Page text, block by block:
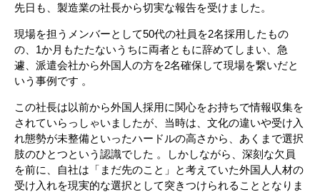
先日も、製造業の社長から切実な報告を受けました。
現場を担うメンバーとして50代の社員を2名採用したもの
の、1か月もたたないうちに両者ともに辞めてしまい、急
遽、派遣会社から外国人の方を2名確保して現場を繋いだと
いう事例です 。
この社長は以前から外国人採用に関心をお持ちで情報収集を
されていらっしゃいましたが、当時は、文化の違いや受け入
れ態勢が未整備といったハードルの高さから、あくまで選択
肢のひとつという認識でした 。しかしながら、深刻な欠員
を前に、自社は「まだ先のこと」と考えていた外国人人材の
受け入れを現実的な選択として突きつけられることとなりま